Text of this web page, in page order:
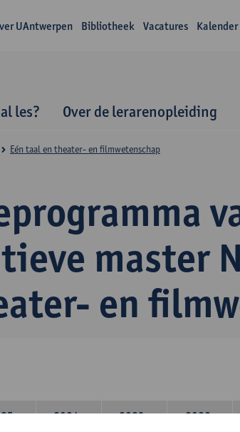
UAntwerpen Bibliotheek Vacatures Kalender
les? Over de lerarenopleiding
master
en
Eén taal en theater- en filmwetenschap
2024-
2023-
2022-